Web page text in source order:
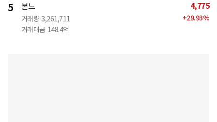
5 본느
거래량 3,261,711
거래대금 148.4억
4,775
+29.93%